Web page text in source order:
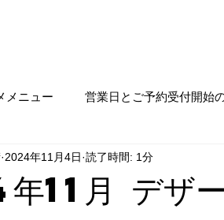
メニュー 営業日とご予約受付開始
11月 デザー
2024年11月4日 読了時間: 1分